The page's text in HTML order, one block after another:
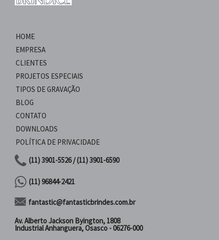
HOME
EMPRESA
CLIENTES
PROJETOS ESPECIAIS
TIPOS DE GRAVAÇÃO
BLOG
CONTATO
DOWNLOADS
POLÍTICA DE PRIVACIDADE
(11) 3901-5526 / (11) 3901-6590
(11) 96844-2421
fantastic@fantasticbrindes.com.br
Av. Alberto Jackson Byington, 1808
Industrial Anhanguera, Osasco - 06276-000